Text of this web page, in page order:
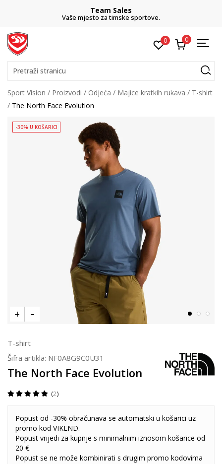
Team Sales
Vaše mjesto za timske sportove.
0 0
Pretraži stranicu
Sport Vision Proizvodi Odjeća Majice kratkih rukava
T-shirt
The North Face Evolution
-30% U KOŠARICI
T-shirt
Šifra artikla: NF0A8G9C0U31
The North Face Evolution
2
Popust od -30% obračunava se automatski u košarici uz
promo kod VIKEND.
Popust vrijedi za kupnje s minimalnim iznosom košarice od
20 €.
Popust se ne može kombinirati s drugim promo kodovima